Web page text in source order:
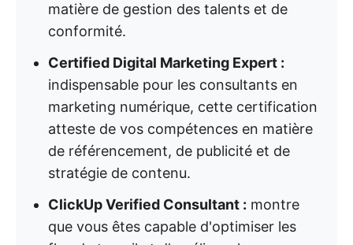
matière de gestion des talents et de
conformité.
Certified Digital Marketing Expert :
indispensable pour les consultants en
marketing numérique, cette certification
atteste de vos compétences en matière
de référencement, de publicité et de
stratégie de contenu.
ClickUp Verified Consultant : montre
que vous êtes capable d'optimiser les